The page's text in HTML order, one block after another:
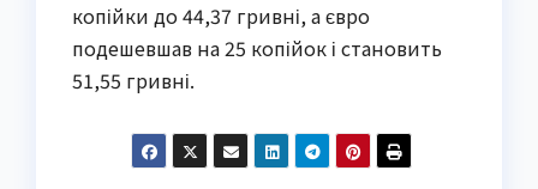
копійки до 44,37 гривні, а євро
подешевшав на 25 копійок і становить
51,55 гривні.